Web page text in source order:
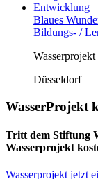
Blaues
Bildungs- /
Düsseldorf
WasserProjekt
Tritt dem Stiftung
Wasserprojekt
Wasserprojekt jetzt